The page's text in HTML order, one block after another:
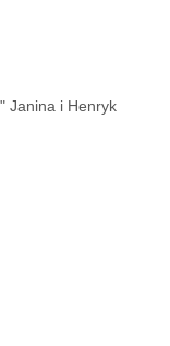
Janina i Henryk